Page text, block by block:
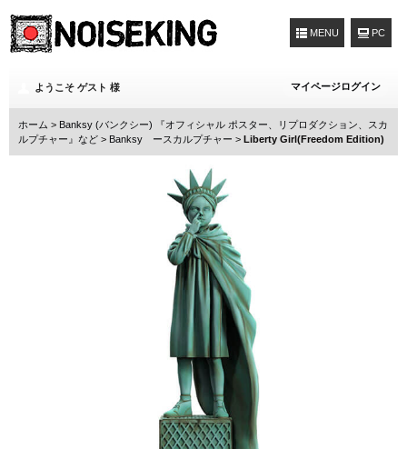
MENU
ようこそ ゲスト 様 マイページログイン
ホーム > Banksy (バンクシー) 『オフィシャル ポスター、リプロダクション、スカ
ルプチャー』など > Banksy ースカルプチャー > Liberty Girl(Freedom Edition)